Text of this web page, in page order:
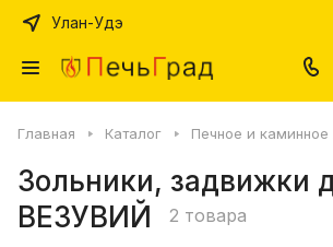
Улан-Удэ
Главная Каталог Печное и каминное
Зольники, задвижки
ВЕЗУВИЙ
2 товара